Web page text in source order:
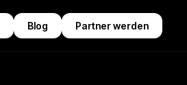
Blog Partner werden